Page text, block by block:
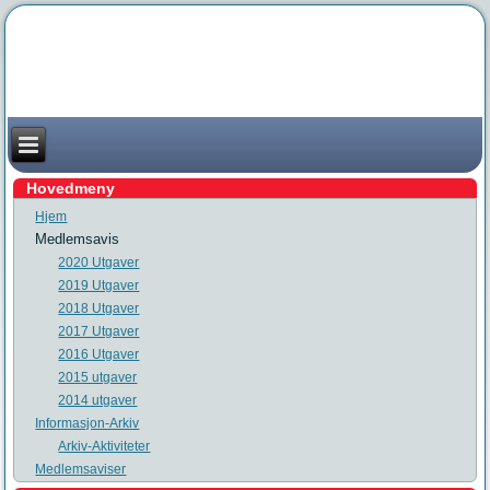
Hovedmeny
Hjem
Medlemsavis
2020 Utgaver
2019 Utgaver
2018 Utgaver
2017 Utgaver
2016 Utgaver
2015 utgaver
2014 utgaver
Informasjon-Arkiv
Arkiv-Aktiviteter
Medlemsaviser